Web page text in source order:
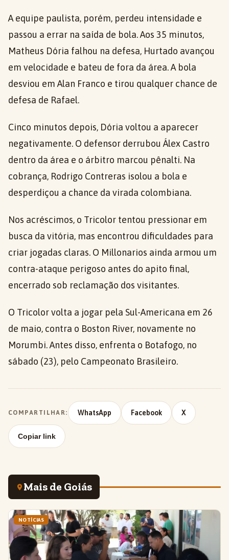
A equipe paulista, porém, perdeu intensidade e
passou a errar na saída de bola. Aos 35 minutos,
Matheus Dória falhou na defesa, Hurtado avançou
em velocidade e bateu de fora da área. A bola
desviou em Alan Franco e tirou qualquer chance de
defesa de Rafael.
Cinco minutos depois, Dória voltou a aparecer
negativamente. O defensor derrubou Álex Castro
dentro da área e o árbitro marcou pênalti. Na
cobrança, Rodrigo Contreras isolou a bola e
desperdiçou a chance da virada colombiana.
Nos acréscimos, o Tricolor tentou pressionar em
busca da vitória, mas encontrou dificuldades para
criar jogadas claras. O Millonarios ainda armou um
contra-ataque perigoso antes do apito final,
encerrado sob reclamação dos visitantes.
O Tricolor volta a jogar pela Sul-Americana em 26
de maio, contra o Boston River, novamente no
Morumbi. Antes disso, enfrenta o Botafogo, no
sábado (23), pelo Campeonato Brasileiro.
COMPARTILHAR: WhatsApp Facebook X
Copiar link
Mais de Goiás
NOTÍCIAS